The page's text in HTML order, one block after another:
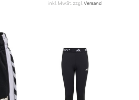
inkl. MwSt. zzgl.Versand